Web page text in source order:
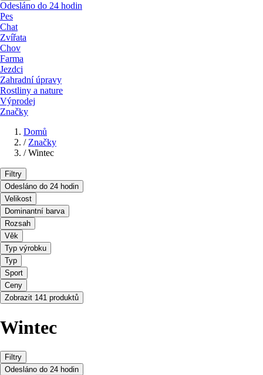
Odesláno do 24 hodin
Pes
Chat
Zvířata
Chov
Farma
Jezdci
Zahradní úpravy
Rostliny a nature
Výprodej
Značky
Domů
/ Značky
/ Wintec
Filtry
Odesláno do 24 hodin
Velikost
Dominantní barva
Rozsah
Věk
Typ výrobku
Typ
Sport
Ceny
Zobrazit 141 produktů
Wintec
Filtry
Odesláno do 24 hodin